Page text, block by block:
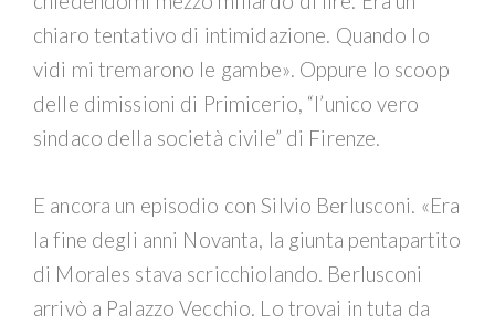
chiaro tentativo di intimidazione. Quando lo
vidi mi tremarono le gambe». Oppure lo scoop
delle dimissioni di Primicerio, “l’unico vero
sindaco della società civile” di Firenze.
E ancora un episodio con Silvio Berlusconi. «Era
la fine degli anni Novanta, la giunta pentapartito
di Morales stava scricchiolando. Berlusconi
arrivò a Palazzo Vecchio. Lo trovai in tuta da